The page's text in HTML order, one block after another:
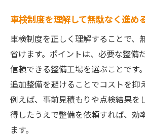
車検制度を理解して無駄なく進め
車検制度を正しく理解することで、
省けます。ポイントは、必要な整備
信頼できる整備工場を選ぶことです
追加整備を避けることでコストを抑
例えば、事前見積もりや点検結果を
得したうえで整備を依頼すれば、効
ます。